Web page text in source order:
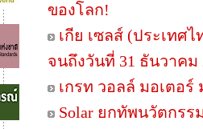
ของโลก!
เกีย เซลส์ (ประเทศ
จนถึงวันที่ 31 ธันวาคม
เกรท วอลล์ มอเตอร์
Solar ยกทัพนวัตกร